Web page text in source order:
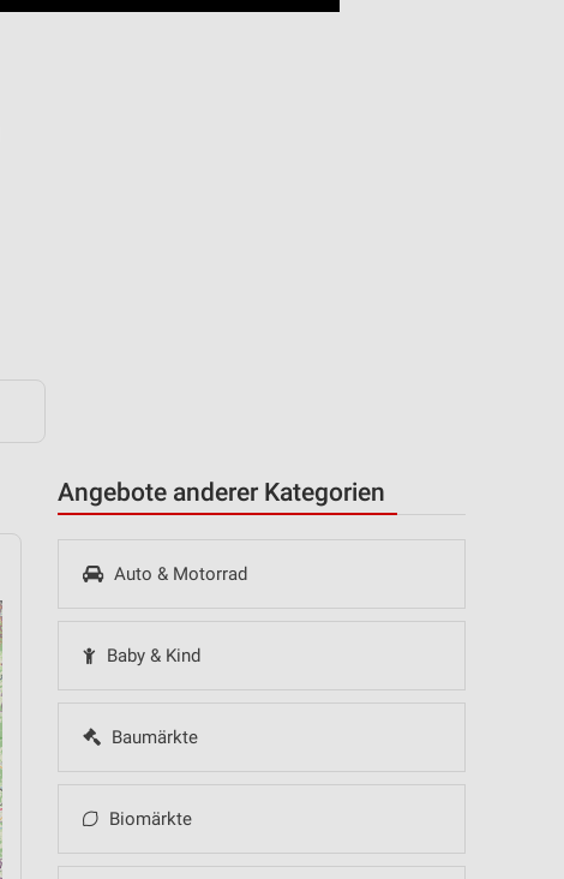
Angebote anderer Kategorien
Auto & Motorrad
Baby & Kind
Baumärkte
Biomärkte